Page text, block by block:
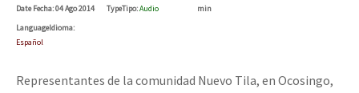
DateFecha: 04 Ago 2014 TypeTipo:Audio
min
LanguageIdioma:
Español
Representantes de la comunidad Nuevo Tila, en Ocosingo,